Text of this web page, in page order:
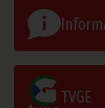
TVGE